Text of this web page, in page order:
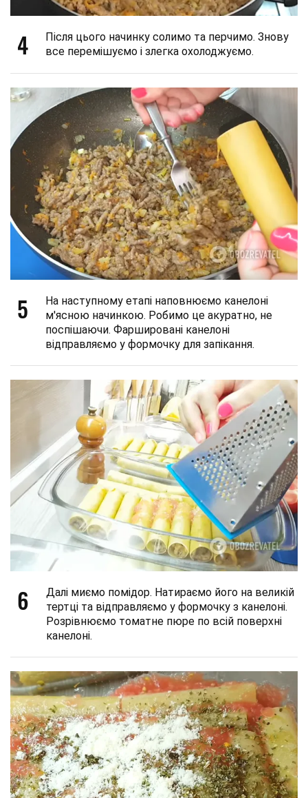
4
Після цього начинку солимо та перчимо. Знову
все перемішуємо і злегка охолоджуємо.
5
На наступному етапі наповнюємо канелоні
м'ясною начинкою. Робимо це акуратно, не
поспішаючи. Фаршировані канелоні
відправляємо у формочку для запікання.
6
Далі миємо помідор. Натираємо його на великій
тертці та відправляємо у формочку з канелоні.
Розрівнюємо томатне пюре по всій поверхні
канелоні.